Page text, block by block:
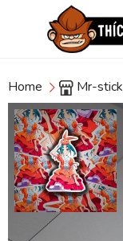
Home Mr-